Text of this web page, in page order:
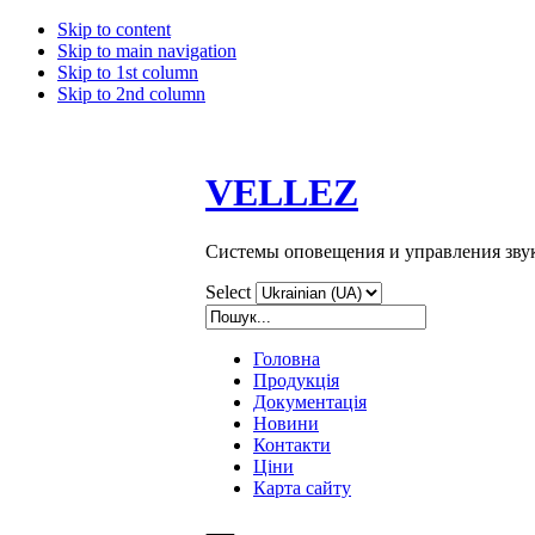
Skip to content
Skip to main navigation
Skip to 1st column
Skip to 2nd column
VELLEZ
Системы оповещения и управления
Select
Головна
Продукція
Документація
Новини
Контакти
Ціни
Карта сайту